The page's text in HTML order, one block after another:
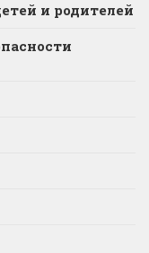
и родителей